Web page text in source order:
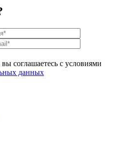
соглашаетесь с условиями
данных